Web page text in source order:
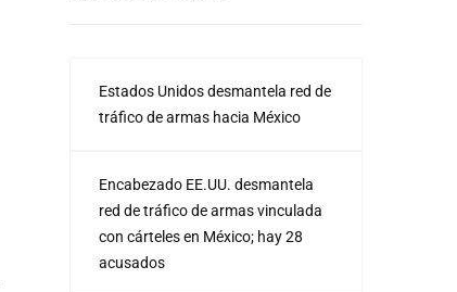
Estados Unidos desmantela red de
tráfico de armas hacia México
Encabezado EE.UU. desmantela
red de tráfico de armas vinculada
con cárteles en México; hay 28
acusados